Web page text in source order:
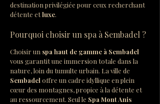
destination privilégiée pour ceux recherchant
détente et luxe.
Pourquoi choisir un spa à Sembadel ?
Choisir un spa haut de gamme à Sembadel
vous garantit une immersion totale dans la
nature, loin du tumulte urbain. La ville de
Sembadel offre un cadre idyllique en plein
cœur des montagnes, propice à la détente et
au ressourcement. Seul le Spa Mont Anis